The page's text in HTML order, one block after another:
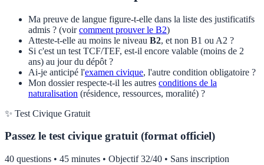
Ma preuve de langue figure-t-elle dans la liste des justificatifs
admis ? (voircomment prouver le B2)
Atteste-t-elle au moins le niveau B2, et non B1 ou A2 ?
Si c'est un test TCF/TEF, est-il encore valable (moins de 2
ans) au jour du dépôt ?
Ai-je anticipé l'examen civique, l'autre condition obligatoire ?
Mon dossier respecte-t-il les autres conditions de la
naturalisation (résidence, ressources, moralité) ?
✨ Test Civique Gratuit
Passez le test civique gratuit (format officiel)
40 questions • 45 minutes • Objectif 32/40 • Sans inscription